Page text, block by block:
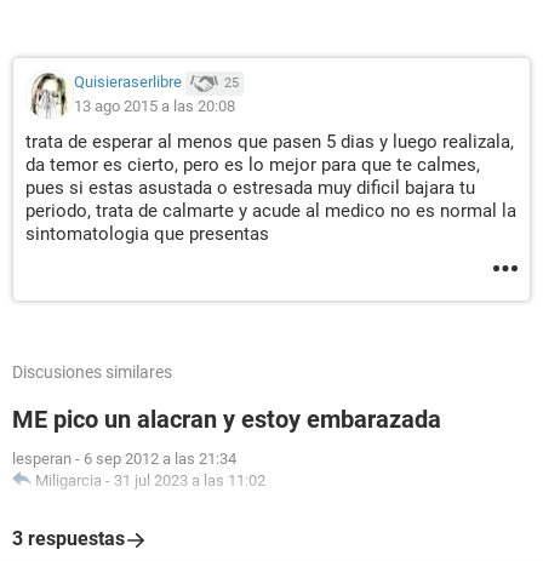
Quisieraserlibre 25
13 ago 2015 a las 20:08
trata de esperar al menos que pasen 5 dias y luego realizala,
da temor es cierto, pero es lo mejor para que te calmes,
pues si estas asustada o estresada muy dificil bajara tu
periodo, trata de calmarte y acude al medico no es normal la
sintomatologia que presentas
Discusiones similares
ME pico un alacran y estoy embarazada
lesperan - 6 sep 2012 a las 21:34
Miligarcia - 31 jul 2023 a las 11:02
3 respuestas